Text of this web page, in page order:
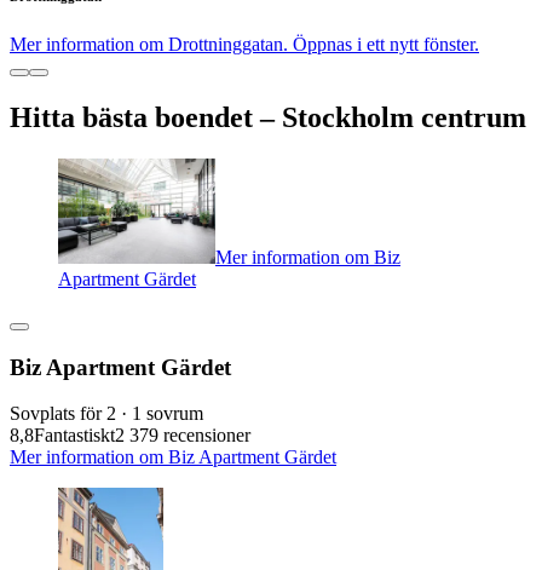
Mer information om Drottninggatan. Öppnas i ett nytt fönster.
Hitta bästa boendet – Stockholm centrum
Mer information om Biz
Apartment Gärdet
Biz Apartment Gärdet
Sovplats för 2 · 1 sovrum
8,8Fantastiskt2 379 recensioner
Mer information om Biz Apartment Gärdet